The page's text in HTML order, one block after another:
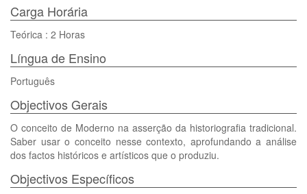
Carga Horária
Teórica : 2 Horas
Língua de Ensino
Português
Objectivos Gerais
O conceito de Moderno na asserção da historiografia tradicional.
Saber usar o conceito nesse contexto, aprofundando a análise
dos factos históricos e artísticos que o produziu.
Objectivos Específicos